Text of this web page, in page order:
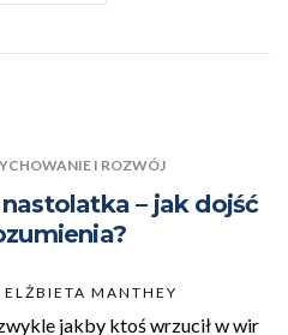
I ROZWÓJ
– jak dojść
ELŻBIETA MANTHEY
jakby ktoś wrzucił w wir